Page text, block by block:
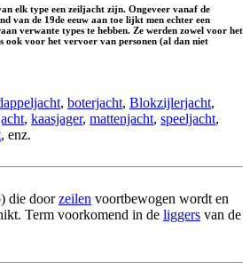
elk type een zeiljacht zijn. Ongeveer vanaf de
van de 19de eeuw aan toe lijkt men echter een
verwante types te hebben. Ze werden zowel voor het
ook voor het vervoer van personen (al dan niet
, boterjacht, Blokzijlerjacht,
, kaasjager, mattenjacht, speeljacht,
, enz.
die doorzeilen voortbewogen wordt en
Term voorkomend in de liggers van de